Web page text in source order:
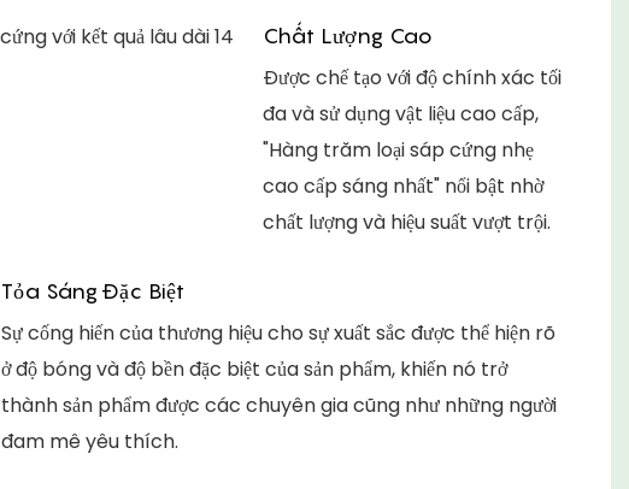
Chất Lượng Cao
Được chế tạo với độ chính xác tối
đa và sử dụng vật liệu cao cấp,
"Hàng trăm loại sáp cứng nhẹ
cao cấp sáng nhất" nổi bật nhờ
chất lượng và hiệu suất vượt trội.
Tỏa Sáng Đặc Biệt
Sự cống hiến của thương hiệu cho sự xuất sắc được thể hiện rõ
ở độ bóng và độ bền đặc biệt của sản phẩm, khiến nó trở
thành sản phẩm được các chuyên gia cũng như những người
đam mê yêu thích.